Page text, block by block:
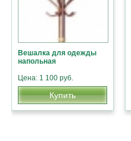
Вешалка для одежды
напольная
Цена: 1 100 руб.
Купить